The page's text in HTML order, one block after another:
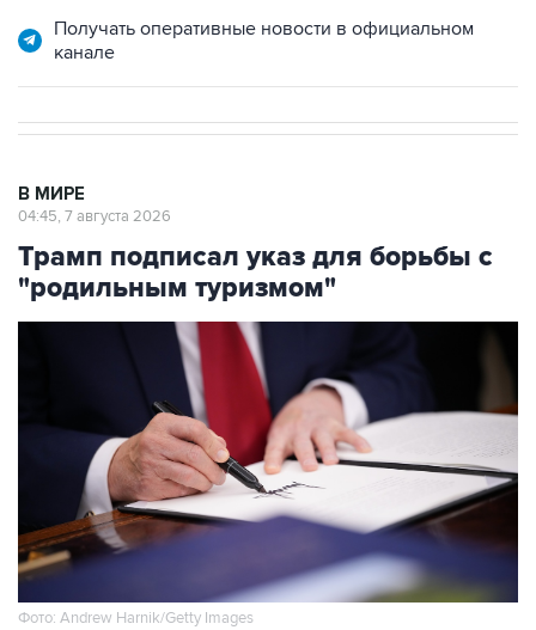
Получать оперативные новости в официальном
канале
В МИРЕ
04:45, 7 августа 2026
Трамп подписал указ для борьбы с
"родильным туризмом"
Фото: Andrew Harnik/Getty Images